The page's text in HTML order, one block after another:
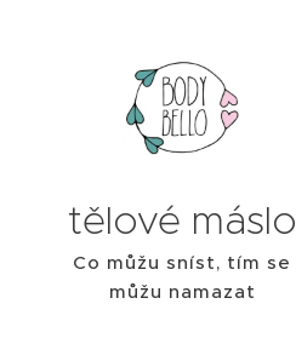
tělové máslo
Co můžu sníst, tím se
můžu namazat